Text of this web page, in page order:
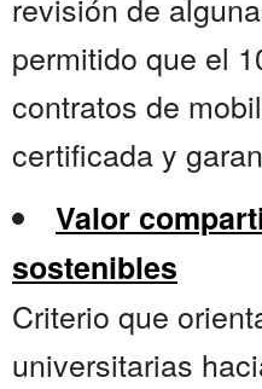
permitido que el
contratos de
certificada y
Valor
sostenibles
Criterio que
universitarias